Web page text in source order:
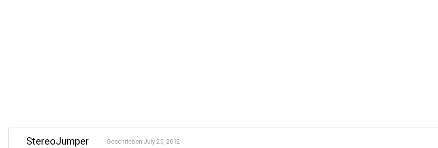
StereoJumper Geschrieben July 25, 2012